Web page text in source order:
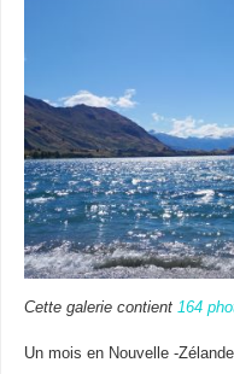
Cette galerie contient 164
Un mois en Nouvelle -